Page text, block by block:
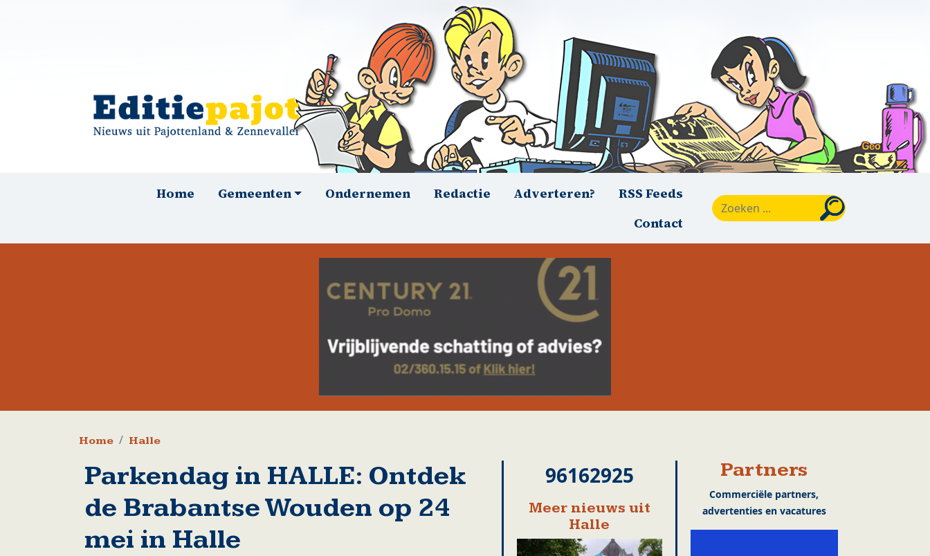
HoofdnavigatieHome Gemeenten Ondernemen Redactie Adverteren?
RSS Feeds
Contact
Kruimelpad
Home Halle
Parkendag in HALLE: Ontdek
de Brabantse Wouden op 24
mei in Halle
96162925
Meer nieuws uit
Halle
Partners
Commerciële partners,
advertenties en vacatures